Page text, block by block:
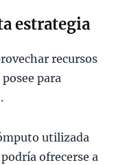
estrategia
recursos
para
utilizada
ofrecerse a